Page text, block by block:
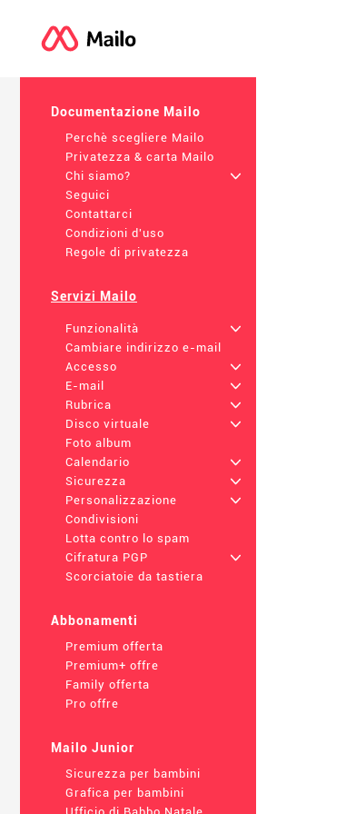
Documentazione Mailo
Perchè scegliere Mailo
Privatezza & carta Mailo
Chi siamo?
+
Seguici
Contattarci
Condizioni d'uso
Regole di privatezza
Servizi Mailo
Funzionalità
+
Cambiare indirizzo e-mail
Accesso
+
E-mail
+
Rubrica
+
Disco virtuale
+
Foto album
Calendario
+
Sicurezza
+
Personalizzazione
+
Condivisioni
Lotta contro lo spam
Cifratura PGP
+
Scorciatoie da tastiera
Abbonamenti
Premium offerta
Premium+ offre
Family offerta
Pro offre
Mailo Junior
Sicurezza per bambini
Grafica per bambini